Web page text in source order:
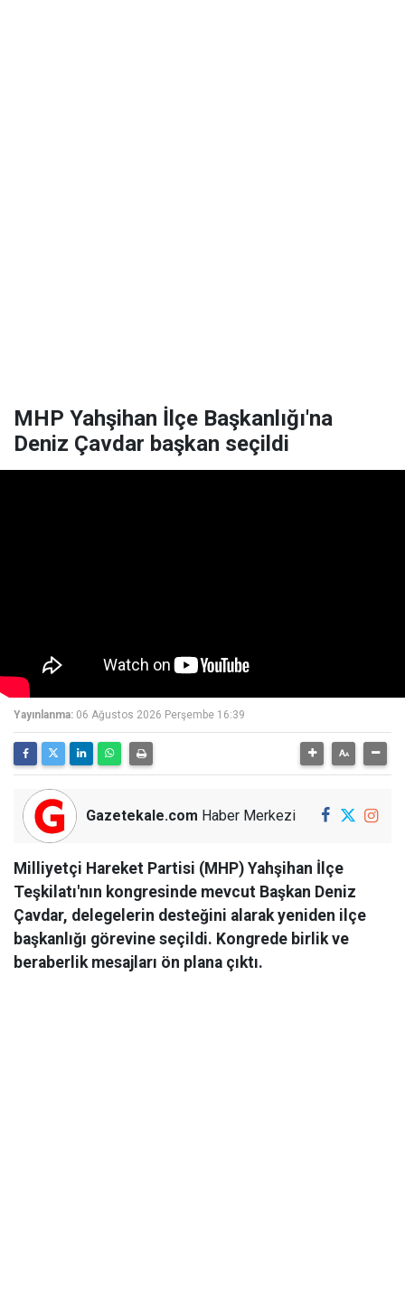
MHP Yahşihan İlçe Başkanlığı'na
Deniz Çavdar başkan seçildi
Yayınlanma: 06 Ağustos 2026 Perşembe 16:39
Gazetekale.com Haber Merkezi
Milliyetçi Hareket Partisi (MHP) Yahşihan İlçe
Teşkilatı'nın kongresinde mevcut Başkan Deniz
Çavdar, delegelerin desteğini alarak yeniden ilçe
başkanlığı görevine seçildi. Kongrede birlik ve
beraberlik mesajları ön plana çıktı.